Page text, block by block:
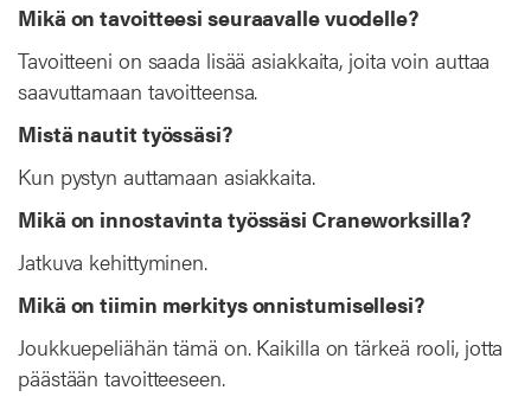
Mikä on tavoitteesi seuraavalle vuodelle?
Tavoitteeni on saada lisää asiakkaita, joita voin auttaa
saavuttamaan tavoitteensa.
Mistä nautit työssäsi?
Kun pystyn auttamaan asiakkaita.
Mikä on innostavinta työssäsi Craneworksilla?
Jatkuva kehittyminen.
Mikä on tiimin merkitys onnistumisellesi?
Joukkuepeliähän tämä on. Kaikilla on tärkeä rooli, jotta
päästään tavoitteeseen.